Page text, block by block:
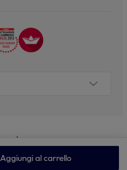
Aggiungi al carrello